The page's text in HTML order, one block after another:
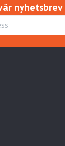
nyhetsbrev